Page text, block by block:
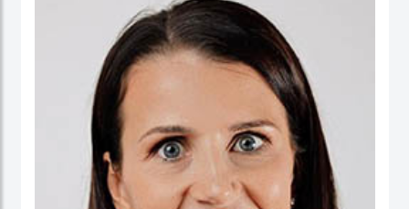
ورئيسا تنفيذيا لسرايا العقبة، وتعمير الاردنية القابضة ودارات الأردنية القابضة.